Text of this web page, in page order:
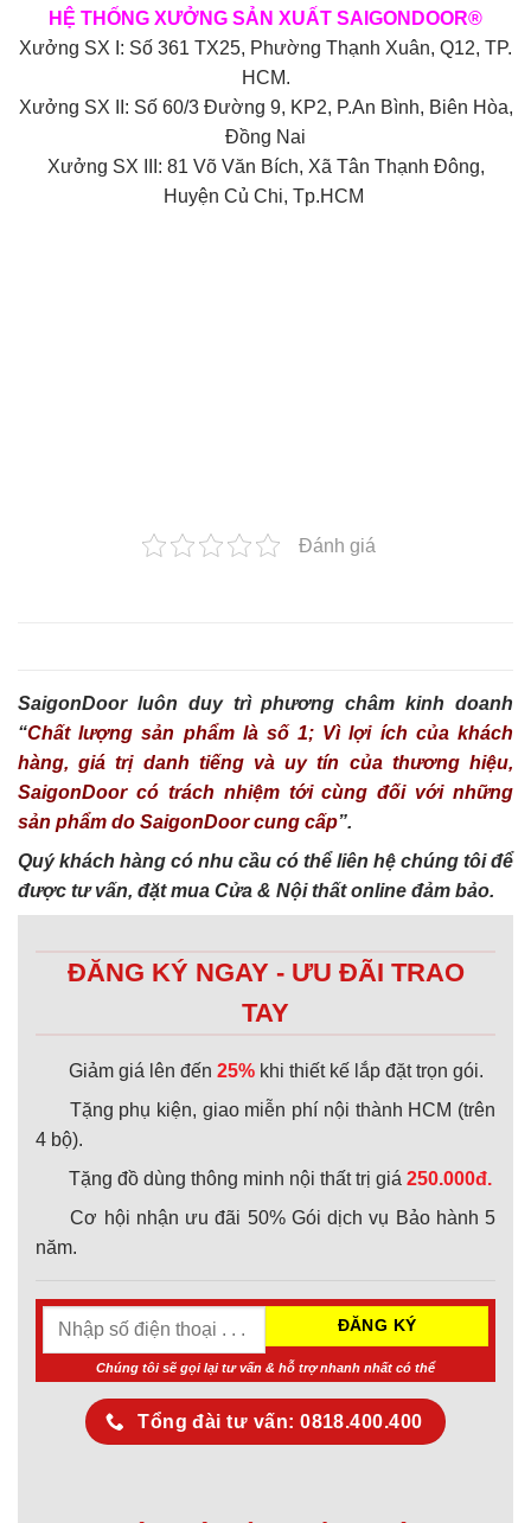
HỆ THỐNG XƯỞNG SẢN XUẤT SAIGONDOOR®
Xưởng SX I: Số 361 TX25, Phường Thạnh Xuân, Q12, TP.
HCM.
Xưởng SX II: Số 60/3 Đường 9, KP2, P.An Bình, Biên Hòa,
Đồng Nai
Xưởng SX III: 81 Võ Văn Bích, Xã Tân Thạnh Đông,
Huyện Củ Chi, Tp.HCM
Đánh giá
SaigonDoor luôn duy trì phương châm kinh doanh
“Chất lượng sản phẩm là số 1; Vì lợi ích của khách
hàng, giá trị danh tiếng và uy tín của thương hiệu,
SaigonDoor có trách nhiệm tới cùng đối với những
sản phẩm do SaigonDoor cung cấp”.
Quý khách hàng có nhu cầu có thể liên hệ chúng tôi để
được tư vấn, đặt mua Cửa & Nội thất online đảm bảo.
ĐĂNG KÝ NGAY - ƯU ĐÃI TRAO
TAY
Giảm giá lên đến 25% khi thiết kế lắp đặt trọn gói.
Tặng phụ kiện, giao miễn phí nội thành HCM (trên
4 bộ).
Tặng đồ dùng thông minh nội thất trị giá 250.000đ.
Cơ hội nhận ưu đãi 50% Gói dịch vụ Bảo hành 5
năm.
Chúng tôi sẽ gọi lại tư vấn & hỗ trợ nhanh nhất có thể
Tổng đài tư vấn: 0818.400.400